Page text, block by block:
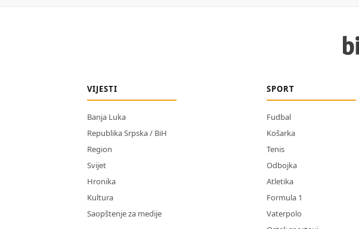
VIJESTI
Banja Luka
Republika Srpska / BiH
Region
Svijet
Hronika
Kultura
Saopštenje za medije
SPORT
Fudbal
Košarka
Tenis
Odbojka
Atletika
Formula 1
Vaterpolo